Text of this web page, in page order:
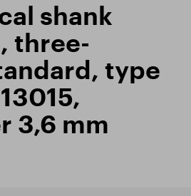
shank
three-
type
3,6 mm